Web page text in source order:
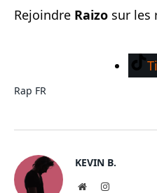
Rejoindre Raizo sur les
Rap FR
KEVIN B.
WebsiteInstagram